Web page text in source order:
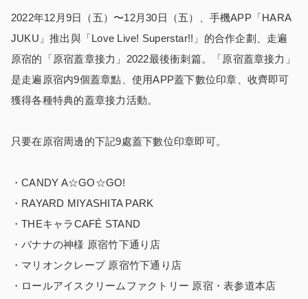
2022年12月9日（五）〜12月30日（五）、手機APP「HARA
JUKU」推出與「Love Live! Superstar!!」的合作企劃、走遍
原宿的「原宿蓋章接力」2022最後衝刺篇。「原宿蓋章接力」
是走遍原宿内9個蓋章點、使用APP蓋下數位印章、收齊即可
獲得各種特典的蓋章接力活動。
只要在原宿周邊的下記9處蓋下數位印章即可。
・CANDY A☆GO☆GO!
・RAYARD MIYASHITA PARK
・THEキャラCAFÉ STAND
・バナナの神様 原宿竹下通り店
・マリオンクレープ 原宿竹下通り店
・ロールアイスクリームファクトリー 原宿・表参道本店